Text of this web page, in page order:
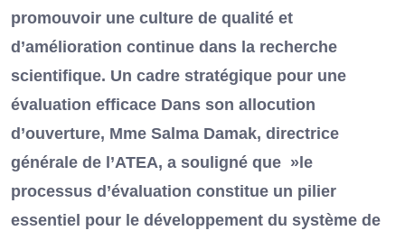
promouvoir une culture de qualité et
d’amélioration continue dans la recherche
scientifique. Un cadre stratégique pour une
évaluation efficace Dans son allocution
d’ouverture, Mme Salma Damak, directrice
générale de l’ATEA, a souligné que »le
processus d’évaluation constitue un pilier
essentiel pour le développement du système de